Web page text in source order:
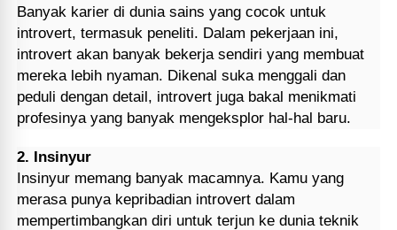
Banyak karier di dunia sains yang cocok untuk
introvert, termasuk peneliti. Dalam pekerjaan ini,
introvert akan banyak bekerja sendiri yang membuat
mereka lebih nyaman. Dikenal suka menggali dan
peduli dengan detail, introvert juga bakal menikmati
profesinya yang banyak mengeksplor hal-hal baru.
2. Insinyur
Insinyur memang banyak macamnya. Kamu yang
merasa punya kepribadian introvert dalam
mempertimbangkan diri untuk terjun ke dunia teknik